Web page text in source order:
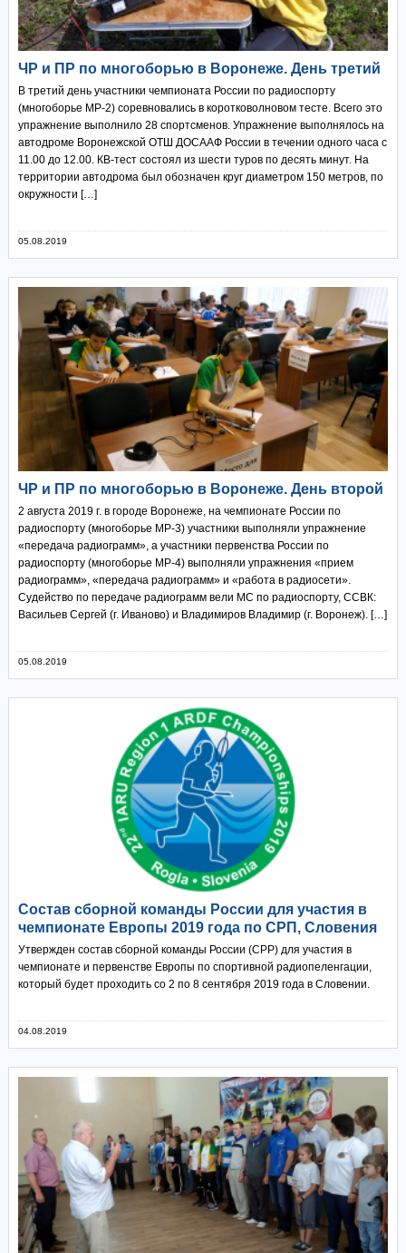
ЧР и ПР по многоборью в Воронеже. День третий
В третий день участники чемпионата России по радиоспорту
(многоборье МР-2) соревновались в коротковолновом тесте. Всего это
упражнение выполнило 28 спортсменов. Упражнение выполнялось на
автодроме Воронежской ОТШ ДОСААФ России в течении одного часа с
11.00 до 12.00. КВ-тест состоял из шести туров по десять минут. На
территории автодрома был обозначен круг диаметром 150 метров, по
окружности […]
05.08.2019
ЧР и ПР по многоборью в Воронеже. День второй
2 августа 2019 г. в городе Воронеже, на чемпионате России по
радиоспорту (многоборье МР-3) участники выполняли упражнение
«передача радиограмм», а участники первенства России по
радиоспорту (многоборье МР-4) выполняли упражнения «прием
радиограмм», «передача радиограмм» и «работа в радиосети».
Судейство по передаче радиограмм вели МС по радиоспорту, ССВК:
Васильев Сергей (г. Иваново) и Владимиров Владимир (г. Воронеж). […]
05.08.2019
Состав сборной команды России для участия в
чемпионате Европы 2019 года по СРП, Словения
Утвержден состав сборной команды России (СРР) для участия в
чемпионате и первенстве Европы по спортивной радиопеленгации,
который будет проходить со 2 по 8 сентября 2019 года в Словении.
04.08.2019